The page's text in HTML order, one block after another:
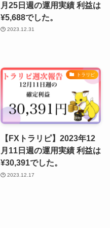
月25日週の運用実績 利益は
¥5,688でした。
2023.12.31
トラリピ
【FXトラリピ】2023年12
月11日週の運用実績 利益は
¥30,391でした。
2023.12.17